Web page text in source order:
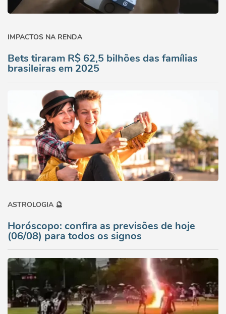
IMPACTOS NA RENDA
Bets tiraram R$ 62,5 bilhões das famílias
brasileiras em 2025
ASTROLOGIA 🔮
Horóscopo: confira as previsões de hoje
(06/08) para todos os signos